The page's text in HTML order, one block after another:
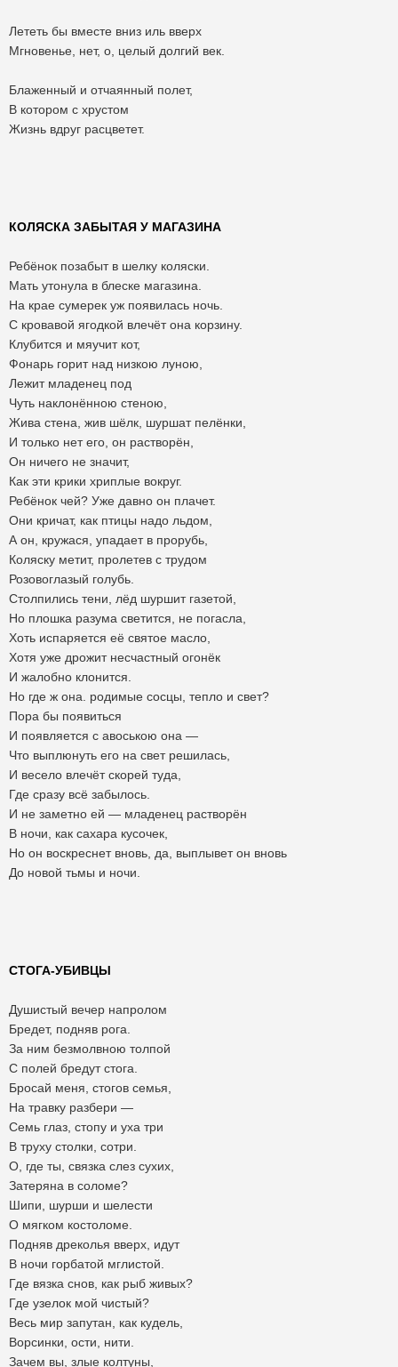
Лететь бы вместе вниз иль вверх
Мгновенье, нет, о, целый долгий век.
Блаженный и отчаянный полет,
В котором с хрустом
Жизнь вдруг расцветет.
КОЛЯСКА ЗАБЫТАЯ У МАГАЗИНА
Ребёнок позабыт в шелку коляски.
Мать утонула в блеске магазина.
На крае сумерек уж появилась ночь.
С кровавой ягодкой влечёт она корзину.
Клубится и мяучит кот,
Фонарь горит над низкою луною,
Лежит младенец под
Чуть наклонённою стеною,
Жива стена, жив шёлк, шуршат пелёнки,
И только нет его, он растворён,
Он ничего не значит,
Как эти крики хриплые вокруг.
Ребёнок чей? Уже давно он плачет.
Они кричат, как птицы надо льдом,
А он, кружася, упадает в прорубь,
Коляску метит, пролетев с трудом
Розовоглазый голубь.
Столпились тени, лёд шуршит газетой,
Но плошка разума светится, не погасла,
Хоть испаряется её святое масло,
Хотя уже дрожит несчастный огонёк
И жалобно клонится.
Но где ж она. родимые сосцы, тепло и свет?
Пора бы появиться
И появляется с авоською она —
Что выплюнуть его на свет решилась,
И весело влечёт скорей туда,
Где сразу всё забылось.
И не заметно ей — младенец растворён
В ночи, как сахара кусочек,
Но он воскреснет вновь, да, выплывет он вновь
До новой тьмы и ночи.
СТОГА-УБИВЦЫ
Душистый вечер напролом
Бредет, подняв рога.
За ним безмолвною толпой
С полей бредут стога.
Бросай меня, стогов семья,
На травку разбери —
Семь глаз, стопу и уха три
В труху столки, сотри.
О, где ты, связка слез сухих,
Затеряна в соломе?
Шипи, шурши и шелести
О мягком костоломе.
Подняв дреколья вверх, идут
В ночи горбатой мглистой.
Где вязка снов, как рыб живых?
Где узелок мой чистый?
Весь мир запутан, как кудель,
Ворсинки, ости, нити.
Зачем вы, злые колтуны,